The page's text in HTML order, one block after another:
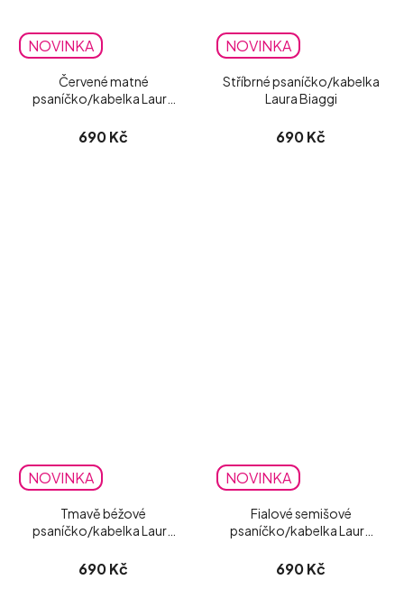
NOVINKA
Červené matné
psaníčko/kabelka Laura
690 Kč
NOVINKA
Stříbrné psaníčko/kabelka
Laura Biaggi
690 Kč
NOVINKA
Tmavě béžové
psaníčko/kabelka Laura
690 Kč
NOVINKA
Fialové semišové
psaníčko/kabelka Laura
690 Kč